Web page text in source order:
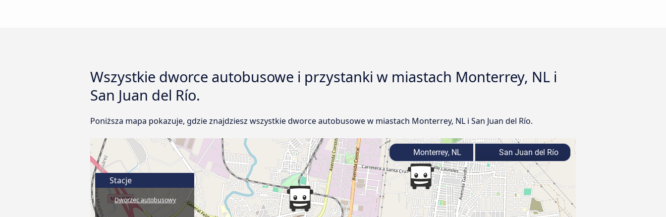
Wszystkie dworce autobusowe i przystanki w miastach Monterrey, NL i
San Juan del Río.
Poniższa mapa pokazuje, gdzie znajdziesz wszystkie dworce autobusowe w miastach Monterrey, NL i San Juan del Río.
Stacje
Dworzec autobusowy
Monterrey, NL San Juan del Río